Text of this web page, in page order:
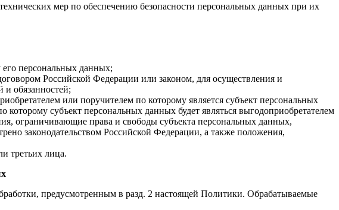
мер по обеспечению безопасности персональных данных при их
его персональных данных;
Российской Федерации или законом, для осуществления и
обязанностей;
или поручителем по которому является субъект персональных
субъект персональных данных будет являться выгодоприобретателем
ограничивающие права и свободы субъекта персональных данных,
законодательством Российской Федерации, а также положения,
третьих лица.
предусмотренным в разд. 2 настоящей Политики. Обрабатываемые